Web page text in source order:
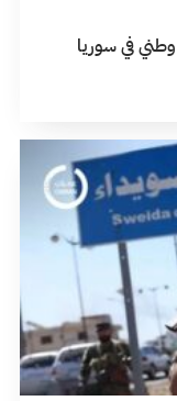
في سوريا